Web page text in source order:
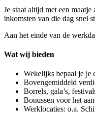
Je staat altijd met een
inkomsten van die dag snel
Aan het einde van de
Wat wij bieden
Wekelijks bepaal je je
Bovengemiddeld
Borrels, gala’s,
Bonussen voor het
Werklocaties: o.a.